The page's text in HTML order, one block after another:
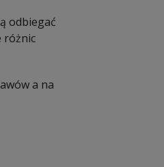
odbiegać
różnic
a na